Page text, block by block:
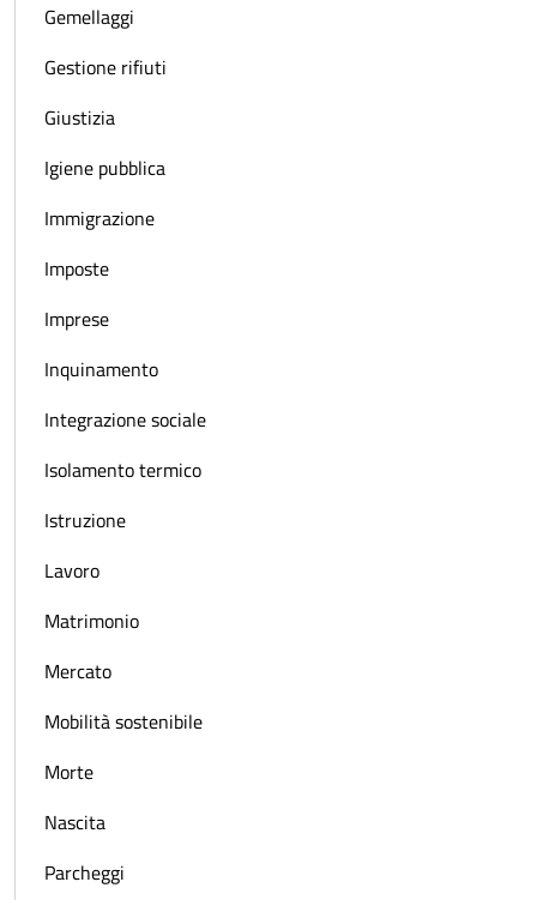
Gemellaggi
Gestione rifiuti
Giustizia
Igiene pubblica
Immigrazione
Imposte
Imprese
Inquinamento
Integrazione sociale
Isolamento termico
Istruzione
Lavoro
Matrimonio
Mercato
Mobilità sostenibile
Morte
Nascita
Parcheggi